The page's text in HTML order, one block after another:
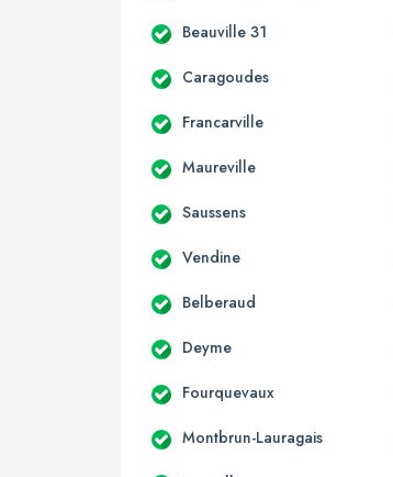
Beauville 31
Caragoudes
Francarville
Maureville
Saussens
Vendine
Belberaud
Deyme
Fourquevaux
Montbrun-Lauragais